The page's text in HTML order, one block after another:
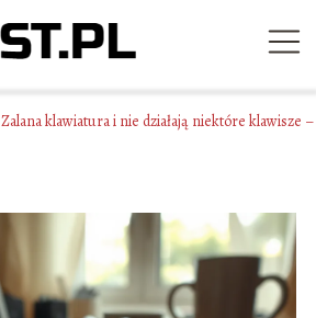
Zalana klawiatura i nie działają niektóre klawisze –